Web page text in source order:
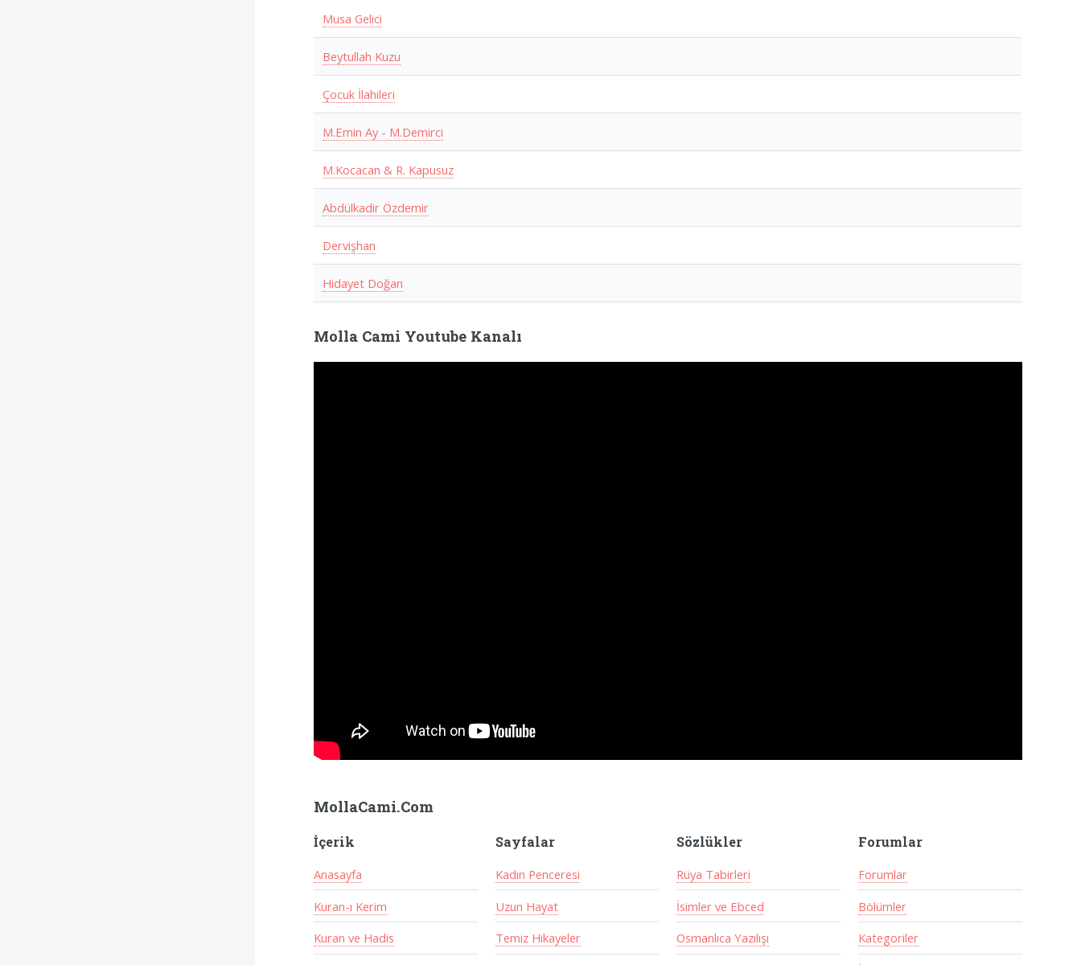
Musa Gelici
Beytullah Kuzu
Çocuk İlahileri
M.Emin Ay - M.Demirci
M.Kocacan & R. Kapusuz
Abdülkadir Özdemir
Dervişhan
Hidayet Doğan
Molla Cami Youtube Kanalı
MollaCami.Com
İçerik
Anasayfa
Kuran-ı Kerim
Kuran ve Hadis
Sayfalar
Kadın Penceresi
Uzun Hayat
Temiz Hikayeler
Sözlükler
Rüya Tabirleri
İsimler ve Ebced
Osmanlıca Yazılışı
Forumlar
Forumlar
Bölümler
Kategoriler